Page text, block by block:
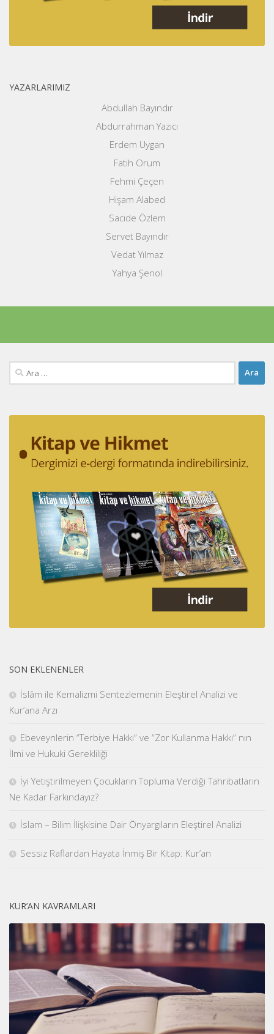
YAZARLARIMIZ
Abdullah Bayındır
Abdurrahman Yazıcı
Erdem Uygan
Fatih Orum
Fehmi Çeçen
Hişam Alabed
Sacide Özlem
Servet Bayındır
Vedat Yılmaz
Yahya Şenol
Arama:
SON EKLENENLER
İslâm ile Kemalizmi Sentezlemenin Eleştirel Analizi ve
Kur’ana Arzı
Ebeveynlerin “Terbiye Hakkı” ve “Zor Kullanma Hakkı” nın
İlmi ve Hukuki Gerekliliği
İyi Yetiştirilmeyen Çocukların Topluma Verdiği Tahribatların
Ne Kadar Farkındayız?
İslam – Bilim İlişkisine Dair Önyargıların Eleştirel Analizi
Sessiz Raflardan Hayata İnmiş Bir Kitap: Kur’an
KUR’AN KAVRAMLARI